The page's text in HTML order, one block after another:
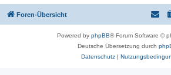
Foren-Übersicht
Powered by phpBB® Forum Software ©
Deutsche Übersetzung durch
Datenschutz|